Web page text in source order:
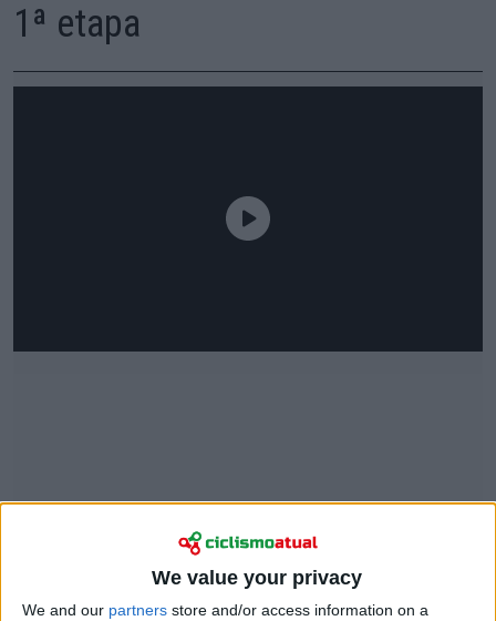
We value your privacy
We and our partners store and/or access information on a
1ª etapa
Sem ocorrências a registar.